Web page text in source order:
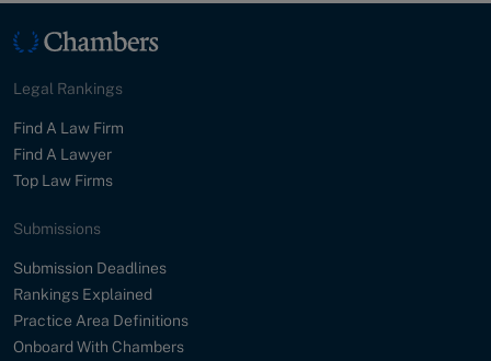
Legal Rankings
Find A Law Firm
Find A Lawyer
Top Law Firms
Submissions
Submission Deadlines
Rankings Explained
Practice Area Definitions
Onboard With Chambers